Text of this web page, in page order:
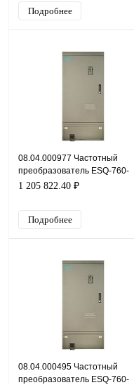
Подробнее
08.04.000977 Частотный
преобразователь ESQ-760-
4T3550G/4000P, 380В, 355кВт,
1 205 822.40 ₽
Подробнее
08.04.000495 Частотный
преобразователь ESQ-760-